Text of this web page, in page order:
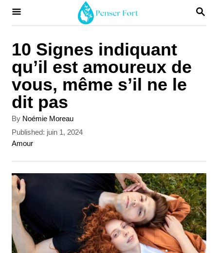
S
10 Signes indiquant
qu’il est amoureux de
vous, même s’il ne le
dit pas
By A
u
o
r
Noémie Moreau
P
o
e
d
n
Published: juin 1, 2024
C
e
g
r
e
s
Amour